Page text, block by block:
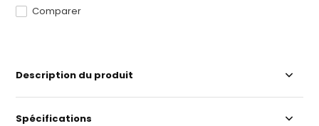
Comparer
Description du produit
Spécifications